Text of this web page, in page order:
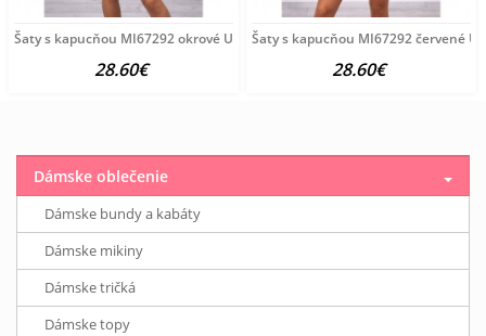
Šaty s kapucňou MI67292 okrové Univerzálna Okrová
28.60€
Šaty s kapucňou MI67292 červené
28.60€
Dámske oblečenie
Dámske bundy a kabáty
Dámske mikiny
Dámske tričká
Dámske topy